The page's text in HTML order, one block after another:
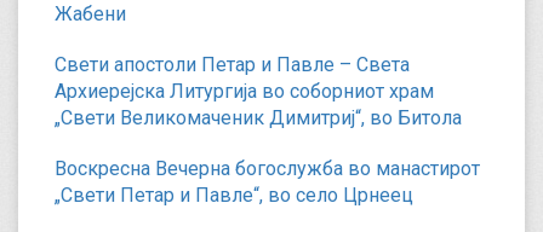
Жабени
Свети апостоли Петар и Павле – Света
Архиерејска Литургија во соборниот храм
„Свети Великомаченик Димитриј“, во Битола
Воскресна Вечерна богослужба во манастирот
„Свети Петар и Павле“, во село Црнеец